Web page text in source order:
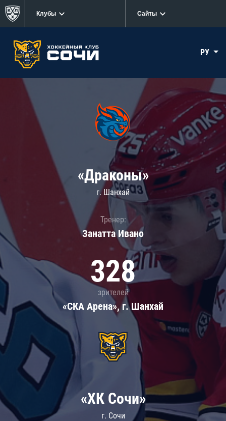
Клубы Сайты
РУ
«Драконы»
г. Шанхай
Тренер:
Занатта Иванo
328
зрителей
«СКА Арена», г. Шанхай
«ХК Сочи»
г. Сочи